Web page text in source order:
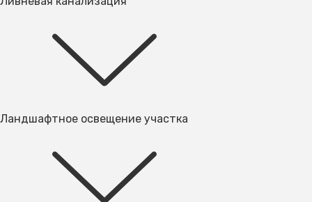
Ландшафтное освещение участка